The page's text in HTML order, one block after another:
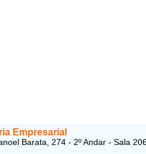
Empresarial
Barata, 274 - 2º Andar - Sala